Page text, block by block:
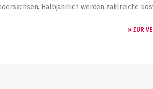
Halbjährlich werden zahlreiche
» ZUR